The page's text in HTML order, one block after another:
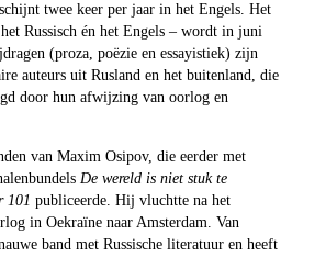
twee keer per jaar in het Engels. Het
Russisch én het Engels – wordt in juni
(proza, poëzie en essayistiek) zijn
auteurs uit Rusland en het buitenland, die
door hun afwijzing van oorlog en
van Maxim Osipov, die eerder met
De wereld is niet stuk te
101publiceerde. Hij vluchtte na het
in Oekraïne naar Amsterdam. Van
band met Russische literatuur en heeft